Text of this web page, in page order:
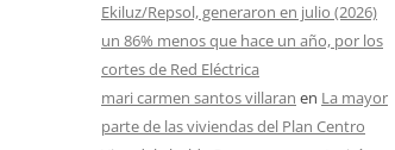
Ekiluz/Repsol, generaron en julio (2026)
un 86% menos que hace un año, por los
cortes de Red Eléctrica
mari carmen santos villaran en La mayor
parte de las viviendas del Plan Centro